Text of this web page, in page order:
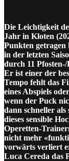
Die Leichtigkeit
Jahr in Kloten
Punkten getragen
in der letzten
durch 11
Er ist einer der
Tempo fehlt das
eines Abspiels
wenn der Puck
dann schneller
dieses sensible
Operetten-
nicht mehr
vorwärts verliert
Luca Cereda das